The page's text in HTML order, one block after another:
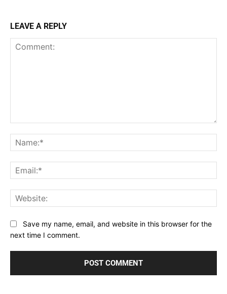
LEAVE A REPLY
Save my name, email, and website in this browser for the
next time I comment.